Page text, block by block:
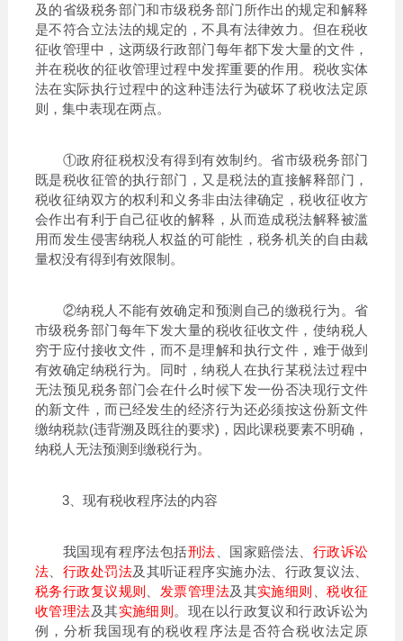
及的省级税务部门和市级税务部门所作出的规定和解释
是不符合立法法的规定的，不具有法律效力。但在税收
征收管理中，这两级行政部门每年都下发大量的文件，
并在税收的征收管理过程中发挥重要的作用。税收实体
法在实际执行过程中的这种违法行为破坏了税收法定原
则，集中表现在两点。
①政府征税权没有得到有效制约。省市级税务部门
既是税收征管的执行部门，又是税法的直接解释部门，
税收征纳双方的权利和义务非由法律确定，税收征收方
会作出有利于自己征收的解释，从而造成税法解释被滥
用而发生侵害纳税人权益的可能性，税务机关的自由裁
量权没有得到有效限制。
②纳税人不能有效确定和预测自己的缴税行为。省
市级税务部门每年下发大量的税收征收文件，使纳税人
穷于应付接收文件，而不是理解和执行文件，难于做到
有效确定纳税行为。同时，纳税人在执行某税法过程中
无法预见税务部门会在什么时候下发一份否决现行文件
的新文件，而已经发生的经济行为还必须按这份新文件
缴纳税款(违背溯及既往的要求)，因此课税要素不明确，
纳税人无法预测到缴税行为。
3、现有税收程序法的内容
我国现有程序法包括刑法 、国家赔偿法、 行政诉讼
法
行政处罚法及其听证程序实施办法、行政复议法、
税务行政复议规则
发票管理法及其实施细则 、税收征
收管理法及其实施细则 。现在以行政复议和行政诉讼为
例，分析我国现有的税收程序法是否符合税收法定原